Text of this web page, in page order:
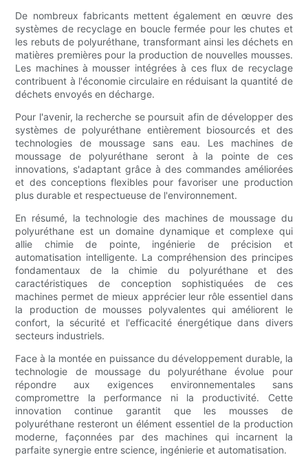
De nombreux fabricants mettent également en œuvre des
systèmes de recyclage en boucle fermée pour les chutes et
les rebuts de polyuréthane, transformant ainsi les déchets en
matières premières pour la production de nouvelles mousses.
Les machines à mousser intégrées à ces flux de recyclage
contribuent à l'économie circulaire en réduisant la quantité de
déchets envoyés en décharge.
Pour l'avenir, la recherche se poursuit afin de développer des
systèmes de polyuréthane entièrement biosourcés et des
technologies de moussage sans eau. Les machines de
moussage de polyuréthane seront à la pointe de ces
innovations, s'adaptant grâce à des commandes améliorées
et des conceptions flexibles pour favoriser une production
plus durable et respectueuse de l'environnement.
En résumé, la technologie des machines de moussage du
polyuréthane est un domaine dynamique et complexe qui
allie chimie de pointe, ingénierie de précision et
automatisation intelligente. La compréhension des principes
fondamentaux de la chimie du polyuréthane et des
caractéristiques de conception sophistiquées de ces
machines permet de mieux apprécier leur rôle essentiel dans
la production de mousses polyvalentes qui améliorent le
confort, la sécurité et l'efficacité énergétique dans divers
secteurs industriels.
Face à la montée en puissance du développement durable, la
technologie de moussage du polyuréthane évolue pour
répondre aux exigences environnementales sans
compromettre la performance ni la productivité. Cette
innovation continue garantit que les mousses de
polyuréthane resteront un élément essentiel de la production
moderne, façonnées par des machines qui incarnent la
parfaite synergie entre science, ingénierie et automatisation.